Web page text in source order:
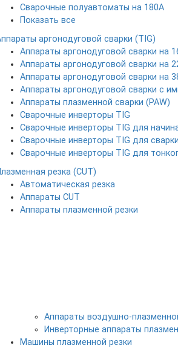
Сварочные полуавтоматы на 180А
Показать все
аргонодуговой сварки (TIG)
Аппараты аргонодуговой сварки на
Аппараты аргонодуговой сварки на
Аппараты аргонодуговой сварки на
Аппараты аргонодуговой сварки с
Аппараты плазменной сварки (PAW)
Сварочные инверторы TIG
Сварочные инверторы TIG для
Сварочные инверторы TIG для
Сварочные инверторы TIG для
резка (CUT)
Автоматическая резка
Аппараты CUT
Аппараты плазменной резки
Аппараты воздушно-
Инверторные аппараты
Машины плазменной резки